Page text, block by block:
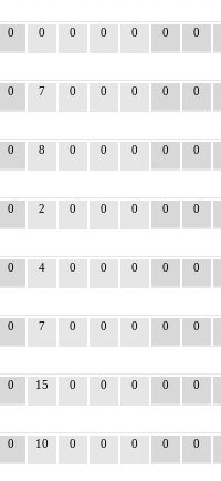
0 0 0 0 0 0 0
0 7 0 0 0 0 0
0 8 0 0 0 0 0
0 2 0 0 0 0 0
0 4 0 0 0 0 0
0 7 0 0 0 0 0
0 15 0 0 0 0 0
0 10 0 0 0 0 0